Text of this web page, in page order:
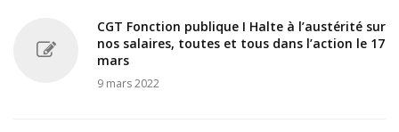
CGT Fonction publique I Halte à l’austérité sur
nos salaires, toutes et tous dans l’action le 17
mars
9 mars 2022